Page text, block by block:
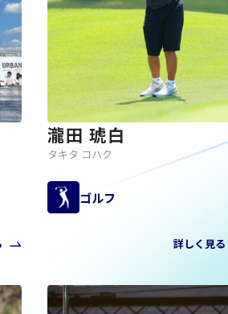
瀧田 琥白
タキタ コハク
ゴルフ
詳しく見る